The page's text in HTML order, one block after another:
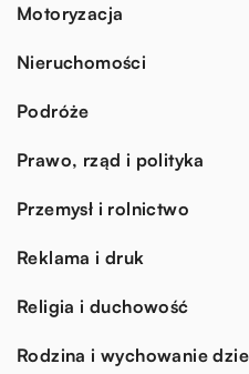
Motoryzacja
Nieruchomości
Podróże
Prawo, rząd i polityka
Przemysł i rolnictwo
Reklama i druk
Religia i duchowość
Rodzina i wychowanie